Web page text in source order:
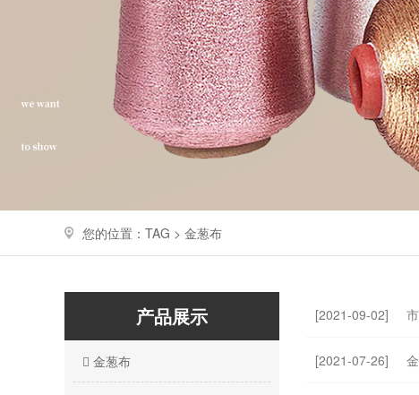
您的位置：TAG > 金葱布
产品展示
金葱布
[2021-09-02]
[2021-07-26]